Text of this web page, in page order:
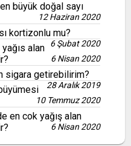
büyük doğal sayı
12 Haziran 2020
kortizonlu mu?
6 Şubat 2020
alan
6 Nisan 2020
sigara getirebilirim?
28 Aralık 2019
10 Temmuz 2020
en cok yağış alan
6 Nisan 2020